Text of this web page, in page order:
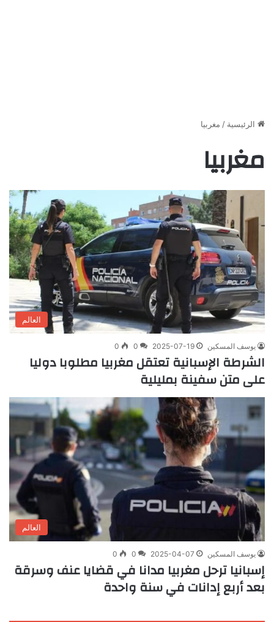
الرئيسية / مغربيا
مغربيا
العالم
يوسف المسكين 2025-07-19
0
0
الشرطة الإسبانية تعتقل مغربيا مطلوبا دوليا
على متن سفينة بمليلية
العالم
يوسف المسكين 2025-04-07
0
0
إسبانيا ترحل مغربيا مدانا في قضايا عنف وسرقة
بعد أربع إدانات في سنة واحدة